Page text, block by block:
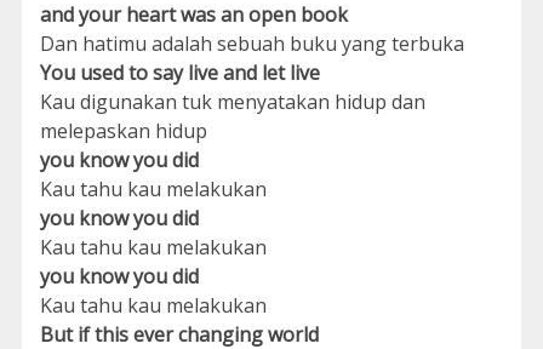
and your heart was an open book
Dan hatimu adalah sebuah buku yang terbuka
You used to say live and let live
Kau digunakan tuk menyatakan hidup dan
melepaskan hidup
you know you did
Kau tahu kau melakukan
you know you did
Kau tahu kau melakukan
you know you did
Kau tahu kau melakukan
But if this ever changing world